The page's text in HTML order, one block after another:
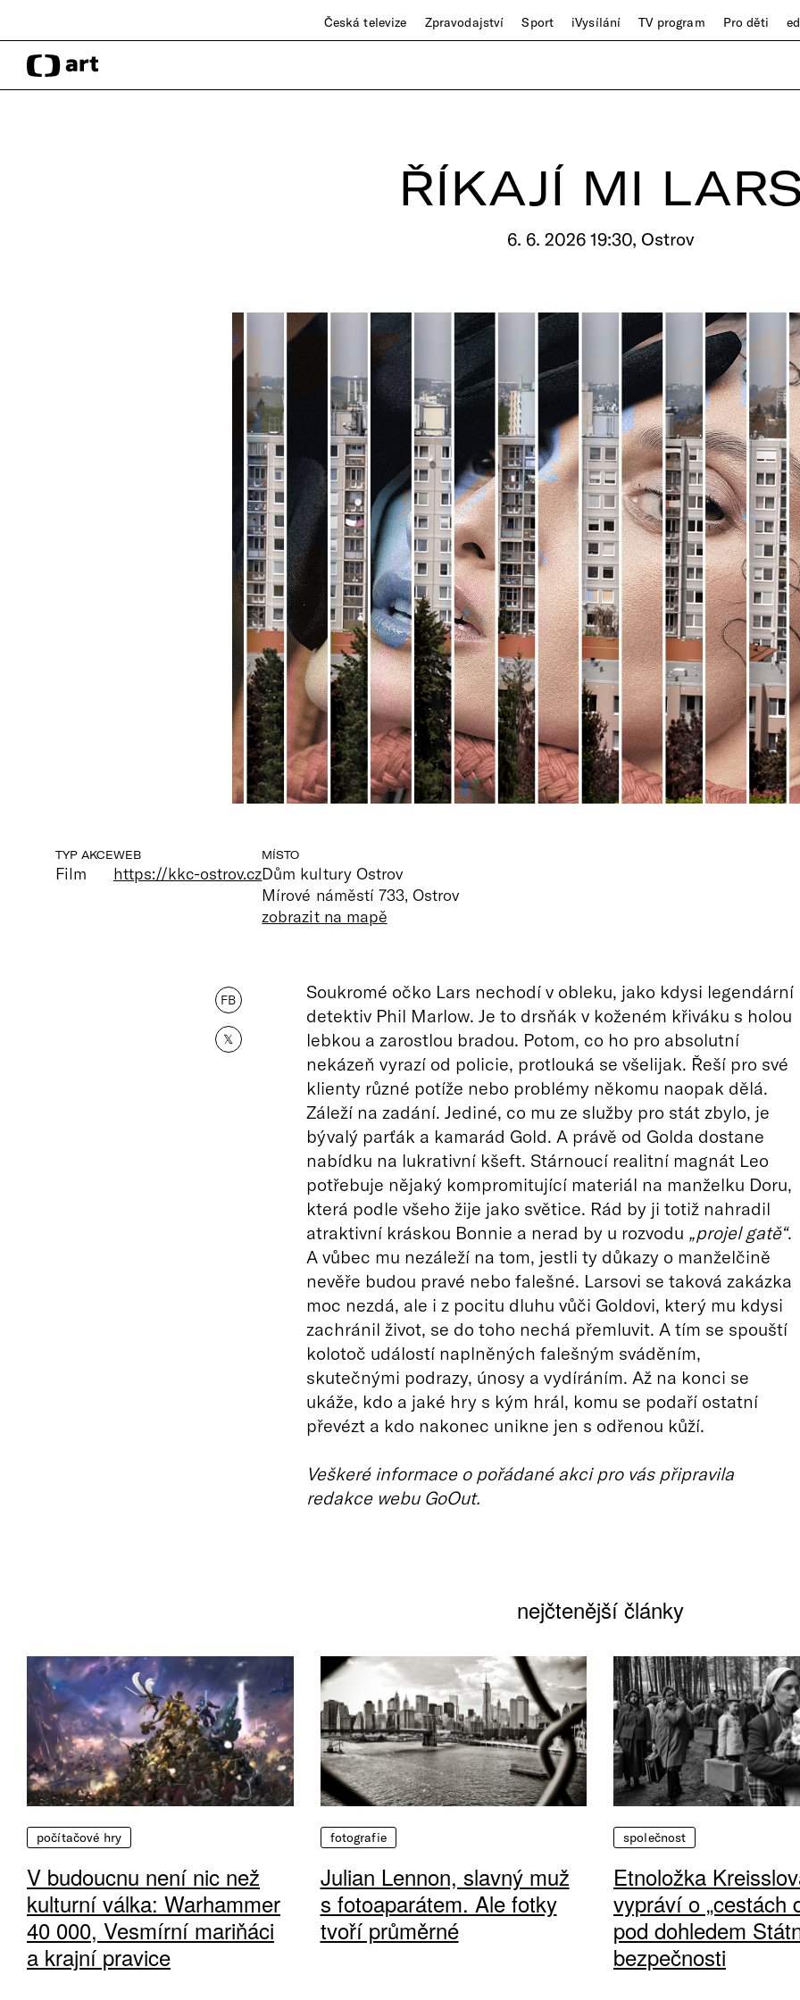
Česká televize Zpravodajství Sport iVysílání TV program Pro děti
ŘÍKAJÍ MI
6. 6. 2026 19:30, Ostrov
TYP AKCE
Film
WEB
https://kkc-ostrov.cz
MÍSTO
Dům kultury Ostrov
Mírové náměstí 733, Ostrov
zobrazit na mapě
FB
𝕏
Soukromé očko Lars nechodí v obleku, jako kdysi legendární
detektiv Phil Marlow. Je to drsňák v koženém křiváku s holou
lebkou a zarostlou bradou. Potom, co ho pro absolutní
nekázeň vyrazí od policie, protlouká se všelijak. Řeší pro své
klienty různé potíže nebo problémy někomu naopak dělá.
Záleží na zadání. Jediné, co mu ze služby pro stát zbylo, je
bývalý parťák a kamarád Gold. A právě od Golda dostane
nabídku na lukrativní kšeft. Stárnoucí realitní magnát Leo
potřebuje nějaký kompromitující materiál na manželku Doru,
která podle všeho žije jako světice. Rád by ji totiž nahradil
atraktivní kráskou Bonnie a nerad by u rozvodu „projel gatě“.
A vůbec mu nezáleží na tom, jestli ty důkazy o manželčině
nevěře budou pravé nebo falešné. Larsovi se taková zakázka
moc nezdá, ale i z pocitu dluhu vůči Goldovi, který mu kdysi
zachránil život, se do toho nechá přemluvit. A tím se spouští
kolotoč událostí naplněných falešným sváděním,
skutečnými podrazy, únosy a vydíráním. Až na konci se
ukáže, kdo a jaké hry s kým hrál, komu se podaří ostatní
převézt a kdo nakonec unikne jen s odřenou kůží.
Veškeré informace o pořádané akci pro vás připravila
redakce webu GoOut.
nejčtenější články
počítačové hry
V budoucnu není nic než
kulturní válka: Warhammer
40 000, Vesmírní mariňáci
a krajní pravice
fotografie
Julian Lennon, slavný muž
s fotoaparátem. Ale fotky
tvoří průměrné
společnost
Etnoložka
vypráví o „cestách
pod dohledem
bezpečnosti